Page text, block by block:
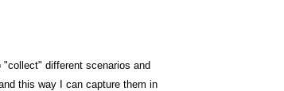
different scenarios and
this way I can capture them in